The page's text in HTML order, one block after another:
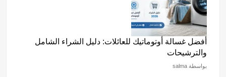
أفضل غسالة أوتوماتيك للعائلات: دليل الشراء الشامل
والترشيحات
بواسطة salma